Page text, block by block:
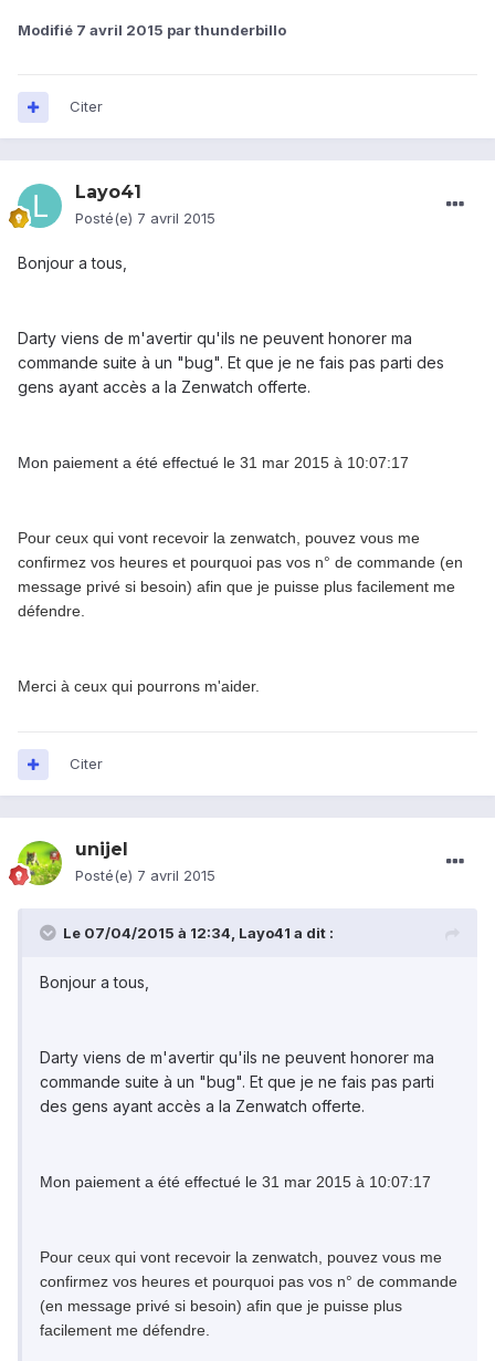
Modifié 7 avril 2015 par thunderbillo
Citer
Layo41
Posté(e) 7 avril 2015
Bonjour a tous,
Darty viens de m'avertir qu'ils ne peuvent honorer ma
commande suite à un "bug". Et que je ne fais pas parti des
gens ayant accès a la Zenwatch offerte.
Mon paiement a été effectué le 31 mar 2015 à 10:07:17
Pour ceux qui vont recevoir la zenwatch, pouvez vous me
confirmez vos heures et pourquoi pas vos n° de commande (en
message privé si besoin) afin que je puisse plus facilement me
défendre.
Merci à ceux qui pourrons m'aider.
Citer
unijel
Posté(e) 7 avril 2015
Le 07/04/2015 à 12:34, Layo41 a dit :
Bonjour a tous,
Darty viens de m'avertir qu'ils ne peuvent honorer ma
commande suite à un "bug". Et que je ne fais pas parti
des gens ayant accès a la Zenwatch offerte.
Mon paiement a été effectué le 31 mar 2015 à 10:07:17
Pour ceux qui vont recevoir la zenwatch, pouvez vous me
confirmez vos heures et pourquoi pas vos n° de commande
(en message privé si besoin) afin que je puisse plus
facilement me défendre.